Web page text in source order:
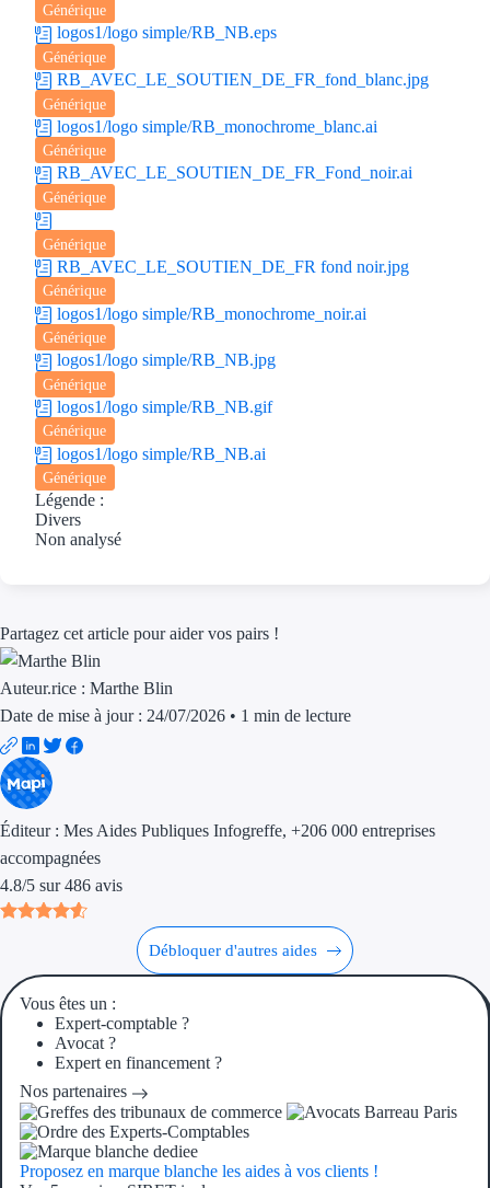
Générique
logos1/logo simple/RB_NB.eps
Générique
RB_AVEC_LE_SOUTIEN_DE_FR_fond_blanc.jpg
Générique
logos1/logo simple/RB_monochrome_blanc.ai
Générique
RB_AVEC_LE_SOUTIEN_DE_FR_Fond_noir.ai
Générique
Générique
RB_AVEC_LE_SOUTIEN_DE_FR fond noir.jpg
Générique
logos1/logo simple/RB_monochrome_noir.ai
Générique
logos1/logo simple/RB_NB.jpg
Générique
logos1/logo simple/RB_NB.gif
Générique
logos1/logo simple/RB_NB.ai
Générique
Légende :
Divers
Non analysé
Partagez cet article pour aider vos pairs !
Auteur.rice : Marthe Blin
Date de mise à jour : 24/07/2026 • 1 min de lecture
Éditeur : Mes Aides Publiques Infogreffe, +206 000 entreprises
accompagnées
4.8/5 sur 486 avis
Débloquer d'autres aides
Vous êtes un :
Expert-comptable ?
Avocat ?
Expert en financement ?
Nos partenaires
Proposez en marque blanche les aides à vos clients !